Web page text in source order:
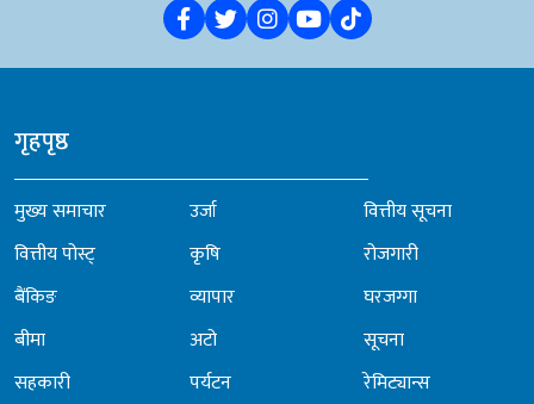
गृहपृष्ठ
मुख्य समाचार
वित्तीय पोस्ट्
बैंकिङ
बीमा
सहकारी
उर्जा
कृषि
व्यापार
अटो
पर्यटन
वित्तीय सूचना
रोजगारी
घरजग्गा
सूचना
रेमिट्यान्स